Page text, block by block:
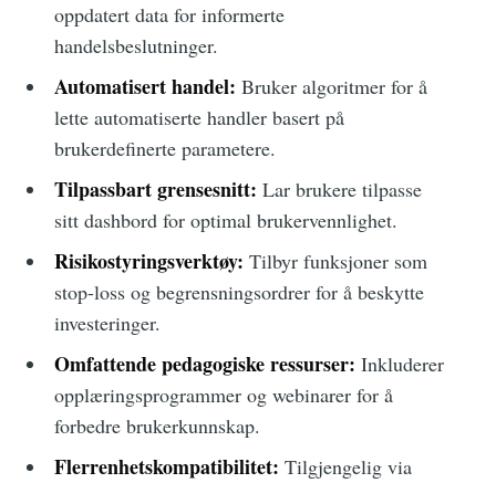
oppdatert data for informerte
handelsbeslutninger.
Automatisert handel: Bruker algoritmer for å
lette automatiserte handler basert på
brukerdefinerte parametere.
Tilpassbart grensesnitt: Lar brukere tilpasse
sitt dashbord for optimal brukervennlighet.
Risikostyringsverktøy: Tilbyr funksjoner som
stop-loss og begrensningsordrer for å beskytte
investeringer.
Omfattende pedagogiske ressurser: Inkluderer
opplæringsprogrammer og webinarer for å
forbedre brukerkunnskap.
Flerrenhetskompatibilitet: Tilgjengelig via